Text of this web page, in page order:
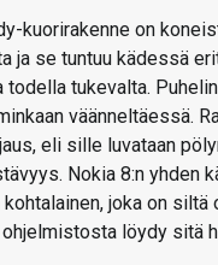
kuorirakenne on
ja se tuntuu kädessä
tukevalta.
väänneltäessä.
eli sille luvataan
Nokia 8:n yhden
joka on siltä
löydy sitä